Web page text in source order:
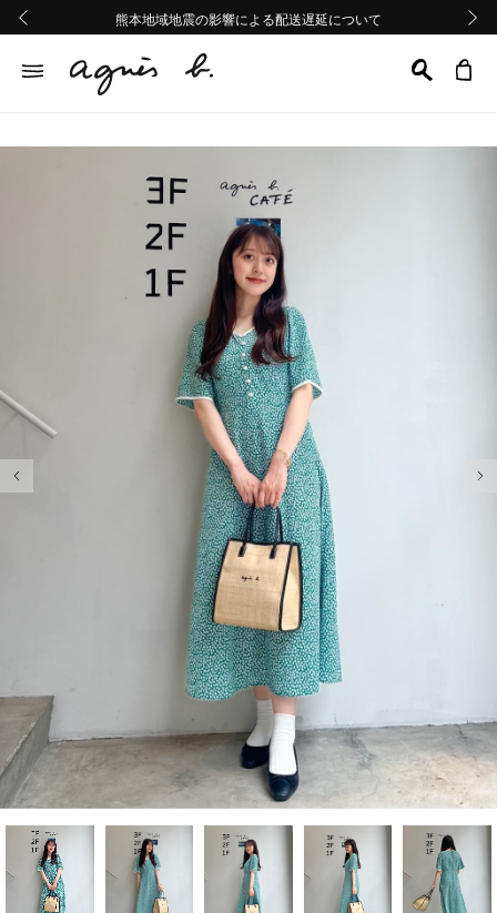
熊本地域地震の影響による配送遅延について
Summer Sale 2buy10%OFF!!
熊本地域地震の影響による配送遅延について
Summer Sale 2buy10%OFF!!
前の画像